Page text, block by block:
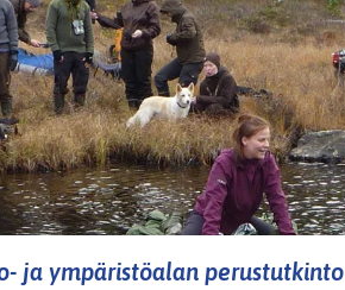
ja ympäristöalan perustutkinto